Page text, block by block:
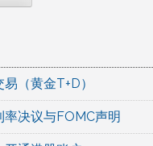
（黄金T+D）
决议与FOMC声明